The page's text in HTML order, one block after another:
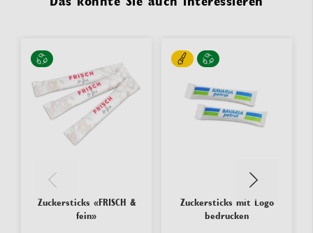
Zuckersticks «FRISCH &
fein»
Zuckersticks mit Logo
bedrucken